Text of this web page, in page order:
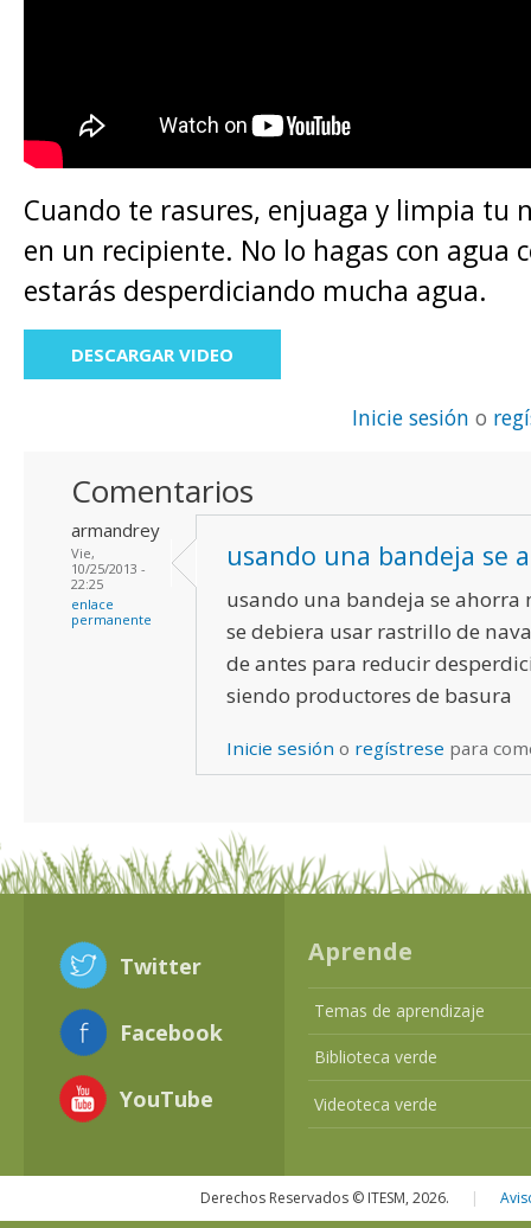
Cuando te rasures, enjuaga y limpia tu
en un recipiente. No lo hagas con agua
estarás desperdiciando mucha agua.
DESCARGAR VIDEO
Inicie sesión o
Comentarios
armandrey
Vie,
10/25/2013 -
22:25
enlace
permanente
usando una bandeja se
usando una bandeja se ahorra
se debiera usar rastrillo de
de antes para reducir
siendo productores de basura
Inicie sesión o regístrese para
Twitter
Facebook
YouTube
Aprende
Temas de aprendizaje
Biblioteca verde
Videoteca verde
Derechos Reservados © ITESM, 2026. |